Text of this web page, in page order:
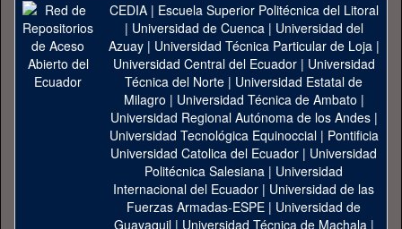
CEDIA| Escuela Superior Politécnica del Litoral
| Universidad de Cuenca| Universidad del
Azuay| Universidad Técnica Particular de Loja|
Universidad Central del Ecuador| Universidad
Técnica del Norte | Universidad Estatal de
Milagro | Universidad Técnica de Ambato |
Universidad Regional Autónoma de los Andes|
Universidad Tecnológica Equinoccial| Pontificia
Universidad Catolica del Ecuador | Universidad
Politécnica Salesiana | Universidad
Internacional del Ecuador | Universidad de las
Fuerzas Armadas-ESPE | Universidad de
Guayaquil| Universidad Técnica de Machala|